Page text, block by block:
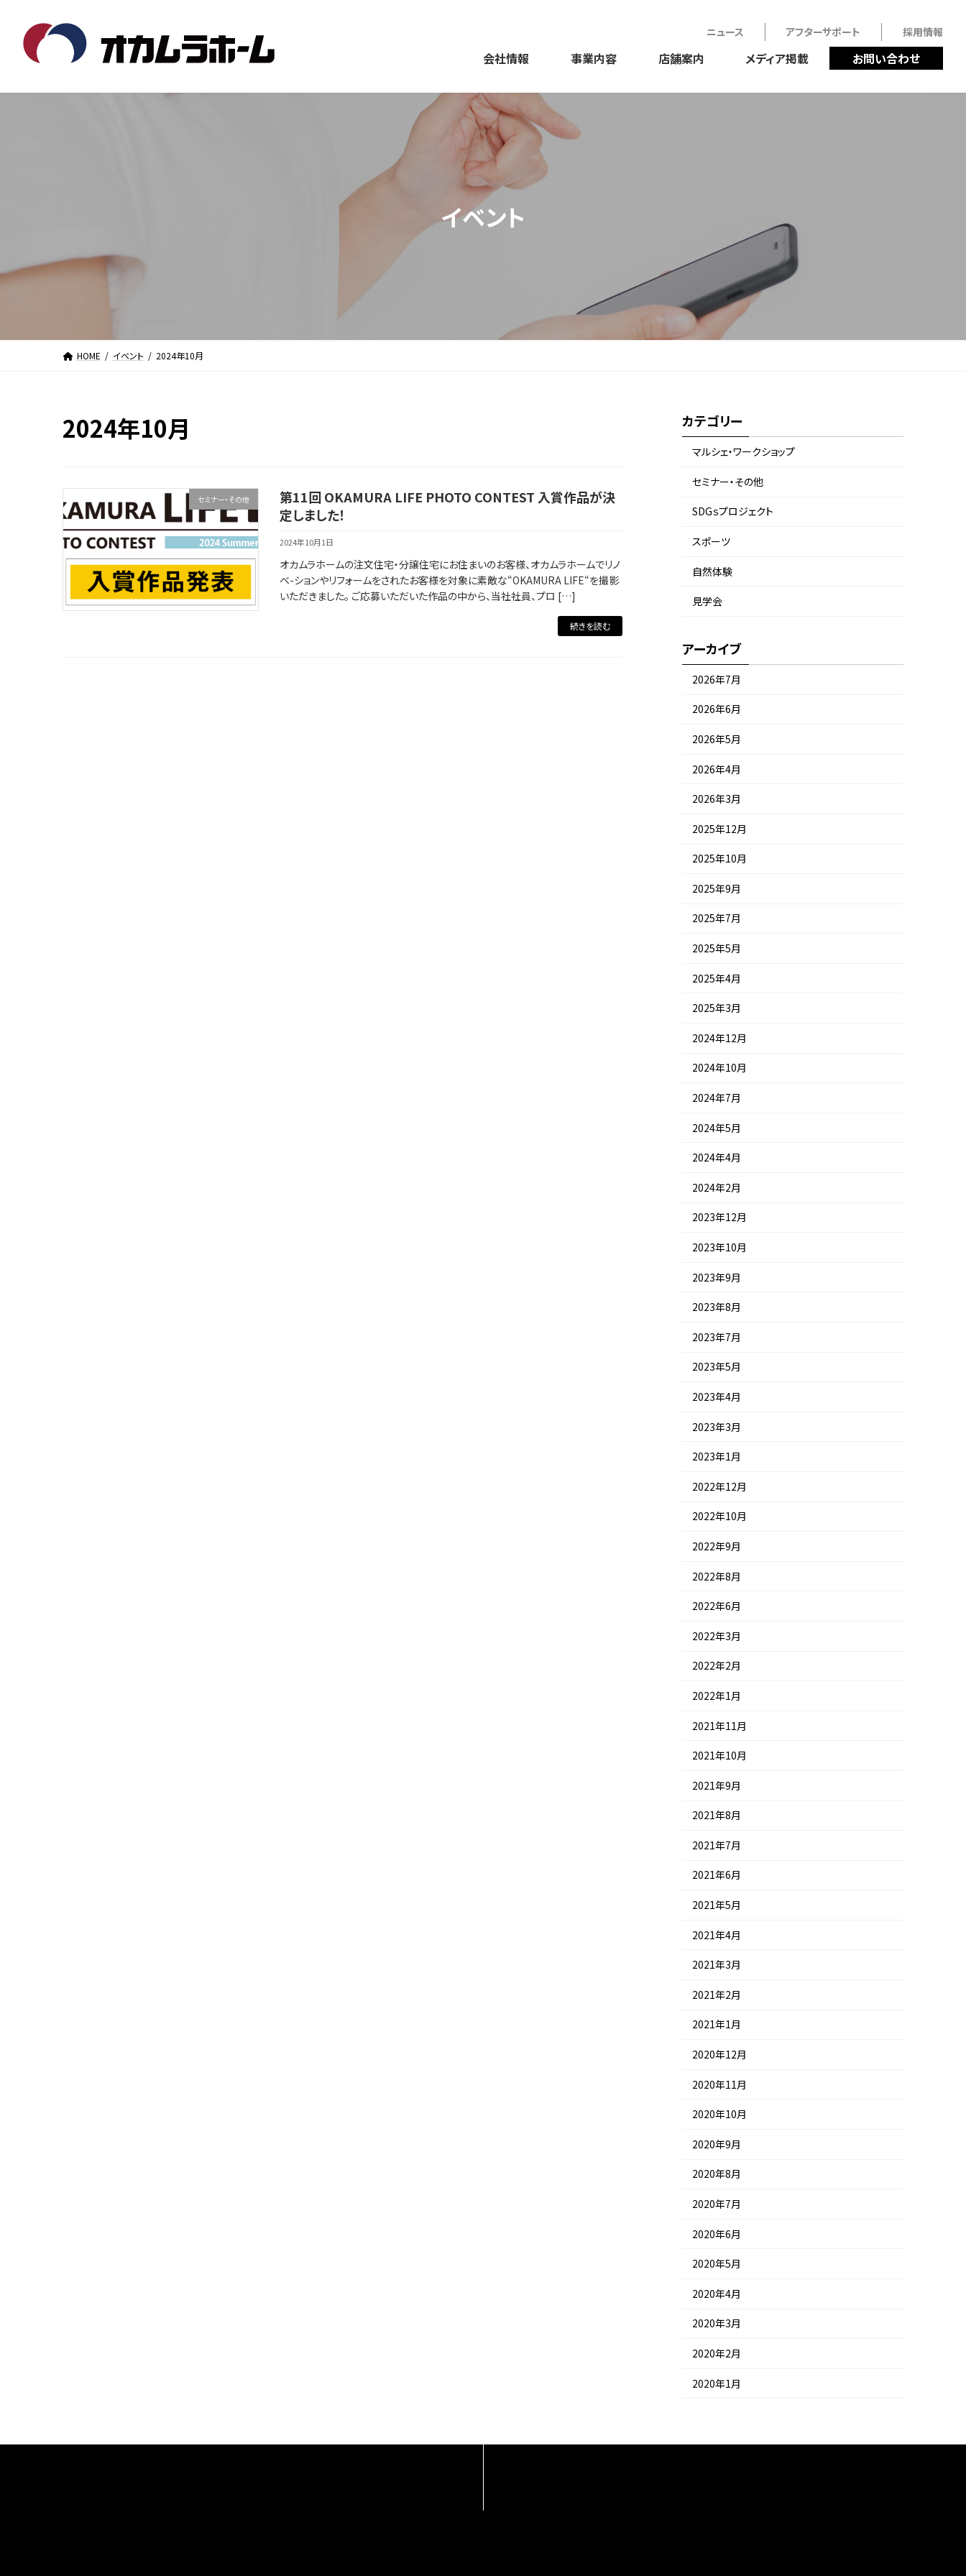
へ
ョ
ニュース アフターサポート 採用情報
会社情報 事業内容 店舗案内 メディア掲載 お問い合わせ
イベント
HOME イベント 2024年10月
2024年10月
セミナー・その他
第11回 OKAMURA LIFE PHOTO CONTEST 入賞作品が決
定しました！
2024年10月1日
オカムラホームの注文住宅・分譲住宅にお住まいのお客様、オカムラホームでリノ
ベ-ションやリフォームをされたお客様を対象に素敵な“OKAMURA LIFE“を撮影
いただきました。 ご応募いただいた作品の中から、当社社員、プロ […]
続きを読む
カテゴリー
マルシェ・ワークショップ
セミナー・その他
SDGｓプロジェクト
スポーツ
自然体験
見学会
アーカイブ
2026年7月
2026年6月
2026年5月
2026年4月
2026年3月
2025年12月
2025年10月
2025年9月
2025年7月
2025年5月
2025年4月
2025年3月
2024年12月
2024年10月
2024年7月
2024年5月
2024年4月
2024年2月
2023年12月
2023年10月
2023年9月
2023年8月
2023年7月
2023年5月
2023年4月
2023年3月
2023年1月
2022年12月
2022年10月
2022年9月
2022年8月
2022年6月
2022年3月
2022年2月
2022年1月
2021年11月
2021年10月
2021年9月
2021年8月
2021年7月
2021年6月
2021年5月
2021年4月
2021年3月
2021年2月
2021年1月
2020年12月
2020年11月
2020年10月
2020年9月
2020年8月
2020年7月
2020年6月
2020年5月
2020年4月
2020年3月
2020年2月
2020年1月